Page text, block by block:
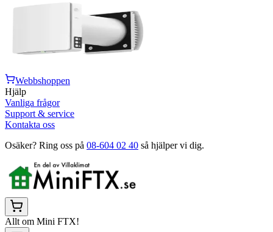
Webbshoppen
Hjälp
Vanliga frågor
Support & service
Kontakta oss
Osäker? Ring oss på 08-604 02 40 så hjälper vi dig.
Allt om Mini FTX!